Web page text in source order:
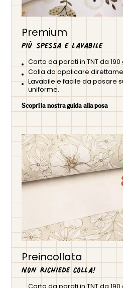
Premium
Più spessa e lavabile
Carta da parati in TNT da 190
Colla da applicare
Lavabile e facile da posare
uniforme.
Scopri la nostra guida alla posa
Preincollata
Non richiede colla!
Carta da parati in TNT da 190